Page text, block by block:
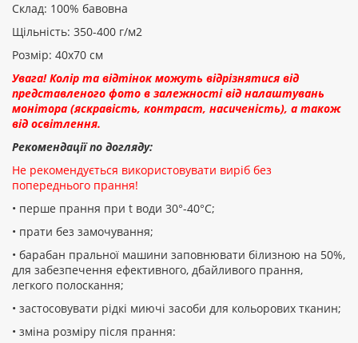
Склад: 100% бавовна
Щільність: 350-400 г/м2
Розмір: 40х70 см
Увага! Колір та відтінок можуть відрізнятися від
представленого фото в залежності від налаштувань
монітора (яскравість, контраст, насиченість), а також
від освітлення.
Рекомендації по догляду:
Не рекомендується використовувати виріб без
попереднього прання!
• перше прання при t води 30°-40°C;
• прати без замочування;
• барабан пральної машини заповнювати білизною на 50%,
для забезпечення ефективного, дбайливого прання,
легкого полоскання;
• застосовувати рідкі миючі засоби для кольорових тканин;
• зміна розміру після прання: